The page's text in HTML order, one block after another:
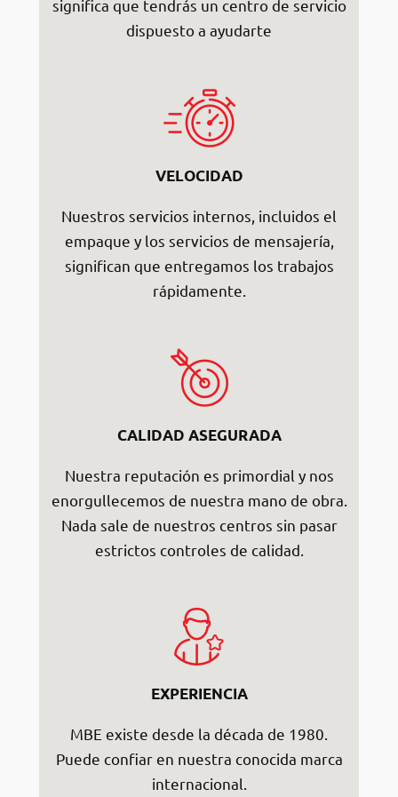
significa que tendrás un centro de servicio
dispuesto a ayudarte
VELOCIDAD
Nuestros servicios internos, incluidos el
empaque y los servicios de mensajería,
significan que entregamos los trabajos
rápidamente.
CALIDAD ASEGURADA
Nuestra reputación es primordial y nos
enorgullecemos de nuestra mano de obra.
Nada sale de nuestros centros sin pasar
estrictos controles de calidad.
EXPERIENCIA
MBE existe desde la década de 1980.
Puede confiar en nuestra conocida marca
internacional.